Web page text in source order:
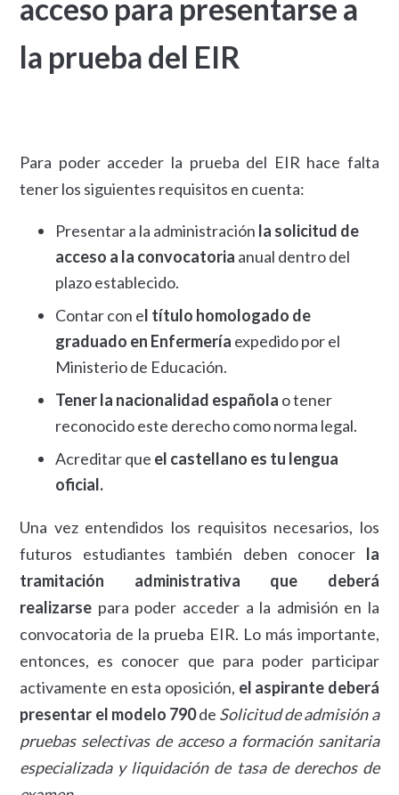
acceso para presentarse a
la prueba del EIR
Para poder acceder la prueba del EIR hace falta
tener los siguientes requisitos en cuenta:
Presentar a la administración la solicitud de
acceso a la convocatoria anual dentro del
plazo establecido.
Contar con el título homologado de
graduado en Enfermería expedido por el
Ministerio de Educación.
Tener la nacionalidad española o tener
reconocido este derecho como norma legal.
Acreditar que el castellano es tu lengua
oficial.
Una vez entendidos los requisitos necesarios, los
futuros estudiantes también deben conocer la
tramitación administrativa que deberá
realizarse para poder acceder a la admisión en la
convocatoria de la prueba EIR. Lo más importante,
entonces, es conocer que para poder participar
activamente en esta oposición, el aspirante deberá
presentar el modelo 790de Solicitud de admisión a
pruebas selectivas de acceso a formación sanitaria
especializada y liquidación de tasa de derechos de